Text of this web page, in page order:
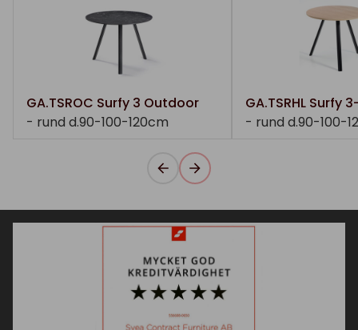
GA.TSROC Surfy 3 Outdoor
- rund d.90-100-120cm
GA.TSRHL Surfy
- rund d.90-100-